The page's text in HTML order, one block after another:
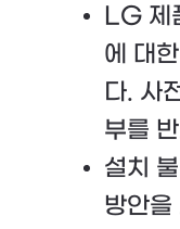
LG 제
에 대
다. 사
부를
설치
방안을